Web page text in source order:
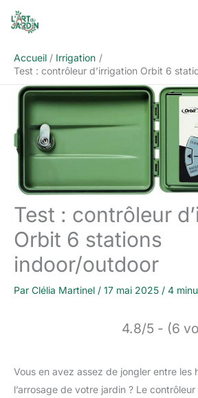
Aller
Accueil
Irrigation
Test : contrôleur d’irrigation Orbit 6
Test : contrôleur
Orbit 6 stations
indoor/outdoor
Par Clélia Martinel / 17 mai 2025 / 4
4.8/5 - (6
Vous en avez assez de jongler entre les
l’arrosage de votre jardin ? Le
Rechercher